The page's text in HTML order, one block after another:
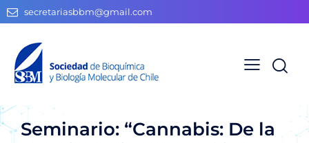
secretariasbbm@gmail.com
Seminario: “Cannabis: De la